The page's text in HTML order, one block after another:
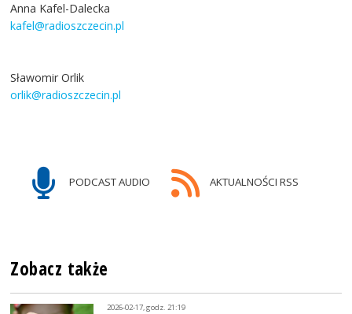
Anna Kafel-Dalecka
kafel@radioszczecin.pl
Sławomir Orlik
orlik@radioszczecin.pl
PODCAST AUDIO AKTUALNOŚCI RSS
Zobacz także
2026-02-17, godz. 21:19